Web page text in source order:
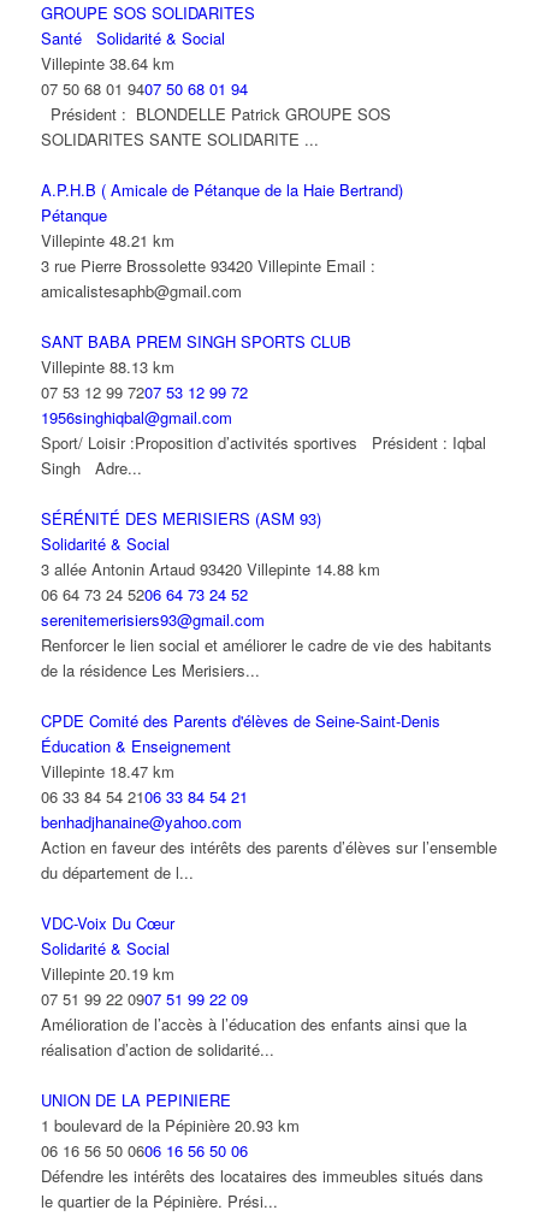
GROUPE SOS SOLIDARITES
Santé
Solidarité & Social
Villepinte 38.64 km
07 50 68 01 9407 50 68 01 94
Président : BLONDELLE Patrick GROUPE SOS
SOLIDARITES SANTE SOLIDARITE ...
A.P.H.B ( Amicale de Pétanque de la Haie Bertrand)
Pétanque
Villepinte 48.21 km
3 rue Pierre Brossolette 93420 Villepinte Email :
amicalistesaphb@gmail.com
SANT BABA PREM SINGH SPORTS CLUB
Villepinte 88.13 km
07 53 12 99 7207 53 12 99 72
1956singhiqbal@gmail.com
Sport/ Loisir :Proposition d’activités sportives Président : Iqbal
Singh Adre...
SÉRÉNITÉ DES MERISIERS (ASM 93)
Solidarité & Social
3 allée Antonin Artaud 93420 Villepinte 14.88 km
06 64 73 24 5206 64 73 24 52
serenitemerisiers93@gmail.com
Renforcer le lien social et améliorer le cadre de vie des habitants
de la résidence Les Merisiers...
CPDE Comité des Parents d'élèves de Seine-Saint-Denis
Éducation & Enseignement
Villepinte 18.47 km
06 33 84 54 2106 33 84 54 21
benhadjhanaine@yahoo.com
Action en faveur des intérêts des parents d’élèves sur l’ensemble
du département de l...
VDC-Voix Du Cœur
Solidarité & Social
Villepinte 20.19 km
07 51 99 22 0907 51 99 22 09
Amélioration de l’accès à l’éducation des enfants ainsi que la
réalisation d’action de solidarité...
UNION DE LA PEPINIERE
1 boulevard de la Pépinière 20.93 km
06 16 56 50 0606 16 56 50 06
Défendre les intérêts des locataires des immeubles situés dans
le quartier de la Pépinière. Prési...